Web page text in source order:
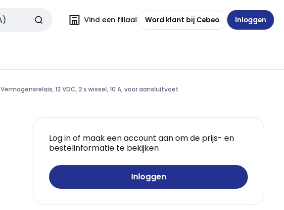
Vind een filiaal Word klant bij Cebeo Inloggen
Vermogensrelais, 12 VDC, 2 x wissel, 10 A, voor aansluitvoet
Log in of maak een account aan om de prijs- en
bestelinformatie te bekijken
Inloggen